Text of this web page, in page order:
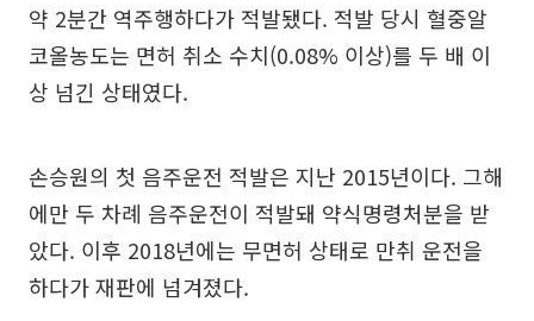
약 2분간 역주행하다가 적발됐다. 적발 당시 혈중알
코올농도는 면허 취소 수치(0.08% 이상)를 두 배 이
상 넘긴 상태였다.
손승원의 첫 음주운전 적발은 지난 2015년이다. 그해
에만 두 차례 음주운전이 적발돼 약식명령처분을 받
았다. 이후 2018년에는 무면허 상태로 만취 운전을
하다가 재판에 넘겨졌다.